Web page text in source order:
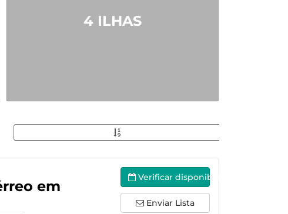
4 ILHAS
em
Verificar disponibilidade
Enviar Lista